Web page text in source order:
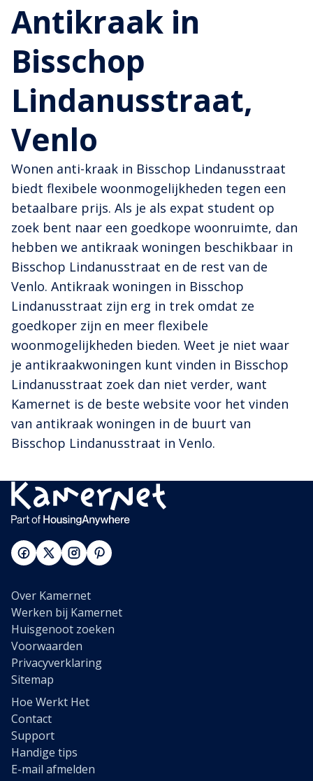
Antikraak in
Bisschop
Lindanusstraat,
Venlo
Wonen anti-kraak in Bisschop Lindanusstraat
biedt flexibele woonmogelijkheden tegen een
betaalbare prijs. Als je als expat student op
zoek bent naar een goedkope woonruimte, dan
hebben we antikraak woningen beschikbaar in
Bisschop Lindanusstraat en de rest van de
Venlo. Antikraak woningen in Bisschop
Lindanusstraat zijn erg in trek omdat ze
goedkoper zijn en meer flexibele
woonmogelijkheden bieden. Weet je niet waar
je antikraakwoningen kunt vinden in Bisschop
Lindanusstraat zoek dan niet verder, want
Kamernet is de beste website voor het vinden
van antikraak woningen in de buurt van
Bisschop Lindanusstraat in Venlo.
Over Kamernet
Werken bij Kamernet
Huisgenoot zoeken
Voorwaarden
Privacyverklaring
Sitemap
Hoe Werkt Het
Contact
Support
Handige tips
E-mail afmelden